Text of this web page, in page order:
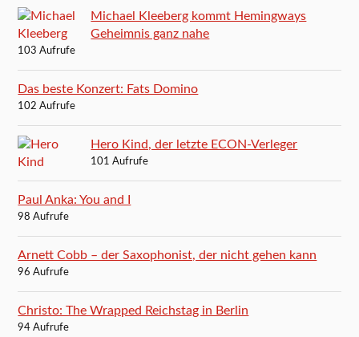
Michael Kleeberg kommt Hemingways
Geheimnis ganz nahe
103 Aufrufe
Das beste Konzert: Fats Domino
102 Aufrufe
Hero Kind, der letzte ECON-Verleger
101 Aufrufe
Paul Anka: You and I
98 Aufrufe
Arnett Cobb – der Saxophonist, der nicht gehen kann
96 Aufrufe
Christo: The Wrapped Reichstag in Berlin
94 Aufrufe